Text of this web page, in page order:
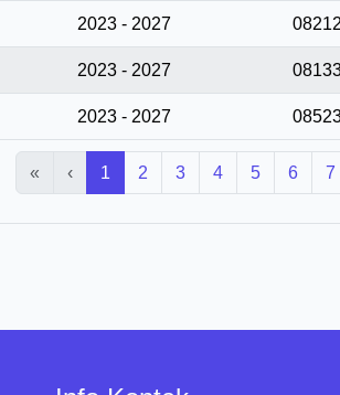
2023 - 2027
2023 - 2027
2023 - 2027
« ‹ 1 2 3 4 5 6 7